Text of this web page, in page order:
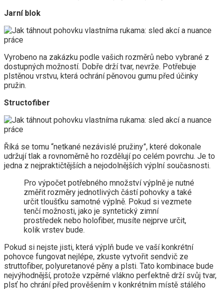
Jarní blok
Vyrobeno na zakázku podle vašich rozměrů nebo vybrané z
dostupných možností. Dobře drží tvar, nevrže. Potřebuje
plstěnou vrstvu, která ochrání pěnovou gumu před účinky
pružin.
Structofiber
Říká se tomu “netkané nezávislé pružiny”, které dokonale
udržují tlak a rovnoměrně ho rozdělují po celém povrchu. Je to
jedna z nejpraktičtějších a nejodolnějších výplní současnosti.
Pro výpočet potřebného množství výplně je nutné
změřit rozměry jednotlivých částí pohovky a také
určit tloušťku samotné výplně. Pokud si vezmete
tenčí možnosti, jako je syntetický zimní
prostředek nebo holofiber, musíte nejprve určit,
kolik vrstev bude.
Pokud si nejste jisti, která výplň bude ve vaší konkrétní
pohovce fungovat nejlépe, zkuste vytvořit sendvič ze
struttofiber, polyuretanové pěny a plsti. Tato kombinace bude
nejvýhodnější, protože vzpěrné vlákno perfektně drží svůj tvar,
plsť ho chrání před prověšením v konkrétním místě stálého